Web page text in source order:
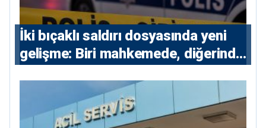
İki bıçaklı saldırı dosyasında yeni
gelişme: Biri mahkemede, diğerinde